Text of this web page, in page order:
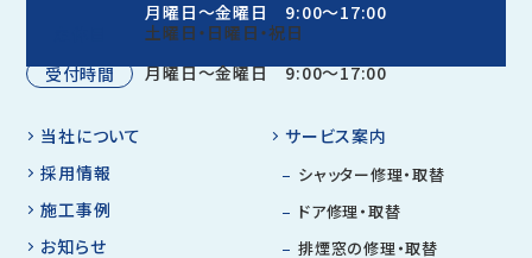
月曜日～金曜日 9:00～17:00
土曜日・日曜日・祝日
受付時間
月曜日～金曜日 9:00～17:00
当社について
採用情報
施工事例
お知らせ
サービス案内
シャッター修理・取替
ドア修理・取替
排煙窓の修理・取替